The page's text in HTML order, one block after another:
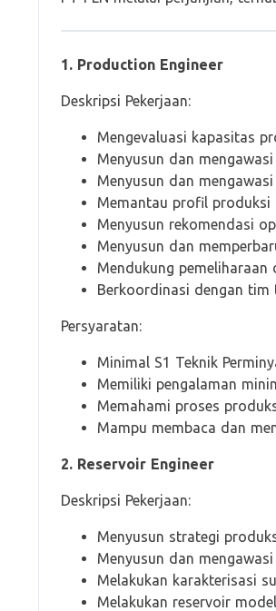
1. Production Engineer
Deskripsi Pekerjaan:
Mengevaluasi kapasitas
Menyusun dan
Menyusun dan
Memantau profil produksi
Menyusun rekomendasi
Menyusun dan
Mendukung
Berkoordinasi dengan
Persyaratan:
Minimal S1 Teknik
Memiliki pengalaman
Memahami proses
Mampu membaca dan
2. Reservoir Engineer
Deskripsi Pekerjaan:
Menyusun strategi
Menyusun dan
Melakukan karakterisasi
Melakukan reservoir